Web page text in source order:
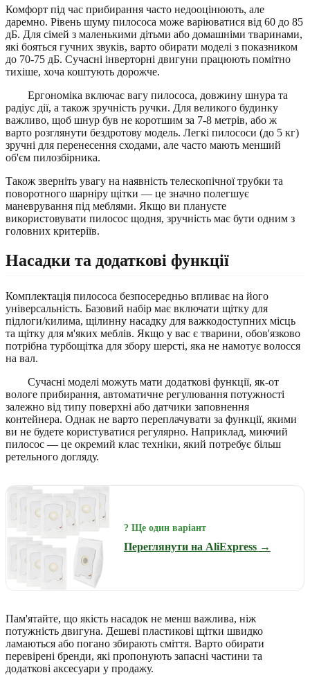
Комфорт під час прибирання часто недооцінюють, але
даремно. Рівень шуму пилососа може варіюватися від 60 до 85
дБ. Для сімей з маленькими дітьми або домашніми тваринами,
які бояться гучних звуків, варто обирати моделі з показником
до 70-75 дБ. Сучасні інверторні двигуни працюють помітно
тихіше, хоча коштують дорожче.
Ергономіка включає вагу пилососа, довжину шнура та
радіус дії, а також зручність ручки. Для великого будинку
важливо, щоб шнур був не коротшим за 7-8 метрів, або ж
варто розглянути бездротову модель. Легкі пилососи (до 5 кг)
зручні для перенесення сходами, але часто мають менший
об'єм пилозбірника.
Також зверніть увагу на наявність телескопічної трубки та
поворотного шарніру щітки — це значно полегшує
маневрування під меблями. Якщо ви плануєте
використовувати пилосос щодня, зручність має бути одним з
головних критеріїв.
Насадки та додаткові функції
Комплектація пилососа безпосередньо впливає на його
універсальність. Базовий набір має включати щітку для
підлоги/килима, щілинну насадку для важкодоступних місць
та щітку для м'яких меблів. Якщо у вас є тварини, обов'язково
потрібна турбощітка для збору шерсті, яка не намотує волосся
на вал.
Сучасні моделі можуть мати додаткові функції, як-от
вологе прибирання, автоматичне регулювання потужності
залежно від типу поверхні або датчики заповнення
контейнера. Однак не варто переплачувати за функції, якими
ви не будете користуватися регулярно. Наприклад, миючий
пилосос — це окремий клас техніки, який потребує більш
ретельного догляду.
? Ще один варіант
Переглянути на AliExpress →
Пам'ятайте, що якість насадок не менш важлива, ніж
потужність двигуна. Дешеві пластикові щітки швидко
ламаються або погано збирають сміття. Варто обирати
перевірені бренди, які пропонують запасні частини та
додаткові аксесуари у продажу.